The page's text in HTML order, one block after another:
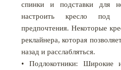
спинки и подставки для
настроить кресло под
предпочтения. Некоторые
реклайнера, которая
назад и расслабляться.
• Подлокотники: Широкие